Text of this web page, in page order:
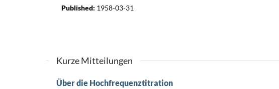
Published: 1958-03-31
Kurze Mitteilungen
Über die Hochfrequenztitration